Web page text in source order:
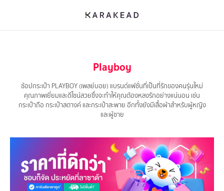
Playboy
ช้อปกระเป๋า PLAYBOY (เพลย์บอย) แบรนด์แฟชั่นที่เป็นที่รักของคนรุ่นใหม่
คุณภาพเยี่ยมและดีไซน์สวยซึ่งจะทำให้คุณต้องหลงรักอย่างแน่นอน เช่น
กระเป๋าถือ กระเป๋าสตางค์ และกระเป๋าสะพาย อีกทั้งยังมีเสื้อผ้าสำหรับผู้หญิง
และผู้ชาย